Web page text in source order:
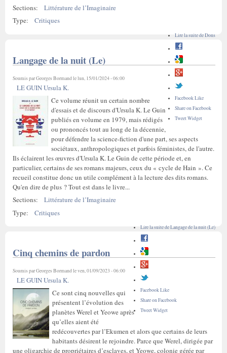
Sections:
Littérature de l’Imaginaire
Type:
Critiques
Lire la suitede Dons
Facebook Like
Share on Facebook
Tweet Widget
Langage de la nuit (Le)
Soumis parGeorges Bormandle lun, 15/01/2024 - 06:00
LE GUIN Ursula K.
Ce volume réunit un certain nombre
d'essais et de discours d'Ursula K. Le Guin
publiés en volume en 1979, mais rédigés
ou prononcés tout au long de la décennie,
pour défendre la science-fiction d'une part, ses aspects
sociétaux, anthropologiques et parfois féministes, de l'autre.
Ils éclairent les œuvres d'Ursula K. Le Guin de cette période et, en
particulier, certains de ses romans majeurs, ceux du « cycle de Hain ». Ce
recueil constitue donc un utile complément à la lecture des dits romans.
Qu'en dire de plus ? Tout est dans le livre...
Sections:
Littérature de l’Imaginaire
Type:
Critiques
Lire la suitede Langage de la nuit (Le)
Facebook Like
Share on Facebook
Tweet Widget
Cinq chemins de pardon
Soumis parGeorges Bormandle ven, 01/09/2023 - 06:00
LE GUIN Ursula K.
Ce sont cinq nouvelles qui
présentent l’évolution des
planètes Werel et Yeowe après
qu’elles aient été
redécouvertes par l’Ekumen et alors que certains de leurs
habitants désirent le rejoindre. Parce que Werel, dirigée par
une oligarchie de propriétaires d’esclaves, et Yeowe, colonie gérée par